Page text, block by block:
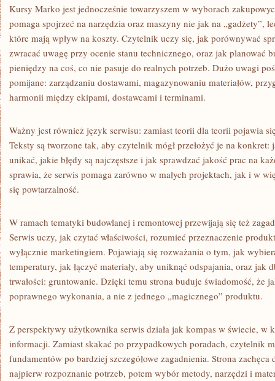
Kursy Marko jest jednocześnie towarzyszem w wyborach
pomaga spojrzeć na narzędzia oraz maszyny nie jak na „gadżety”,
które mają wpływ na koszty. Czytelnik uczy się, jak porównywać
zwracać uwagę przy ocenie stanu technicznego, oraz jak planować
pieniędzy na coś, co nie pasuje do realnych potrzeb. Dużo uwagi
pomijane: zarządzaniu dostawami, magazynowaniu materiałów,
harmonii między ekipami, dostawcami i terminami.
Ważny jest również język serwisu: zamiast teorii dla teorii pojawia
Teksty są tworzone tak, aby czytelnik mógł przełożyć je na
unikać, jakie błędy są najczęstsze i jak sprawdzać jakość prac na
sprawia, że serwis pomaga zarówno w małych projektach, jak i w
się powtarzalność.
W ramach tematyki budowlanej i remontowej przewijają się też
Serwis uczy, jak czytać właściwości, rozumieć przeznaczenie
wyłącznie marketingiem. Pojawiają się rozważania o tym, jak
temperatury, jak łączyć materiały, aby uniknąć odspajania, oraz jak
trwałości: gruntowanie. Dzięki temu strona buduje świadomość, że
poprawnego wykonania, a nie z jednego „magicznego” produktu.
Z perspektywy użytkownika serwis działa jak kompas w świecie, w
informacji. Zamiast skakać po przypadkowych poradach, czytelnik
fundamentów po bardziej szczegółowe zagadnienia. Strona
najpierw rozpoznanie potrzeb, potem wybór metody, narzędzi i